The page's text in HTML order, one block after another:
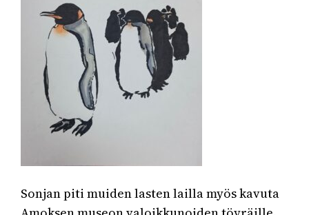
Sonjan piti muiden lasten lailla myös kavuta